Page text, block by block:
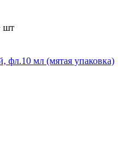
шт
фл.10 мл (мятая упаковка)